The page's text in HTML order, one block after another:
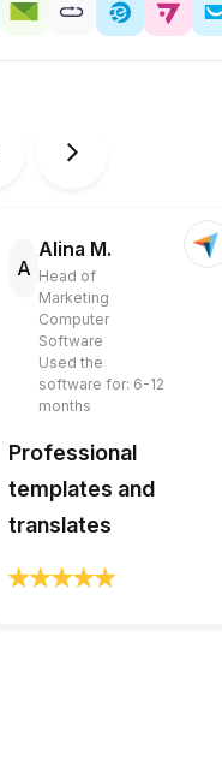
A
Alina M.
Head of
Marketing
Computer
Software
Used the
software for: 6-12
months
Professional
templates and
translates